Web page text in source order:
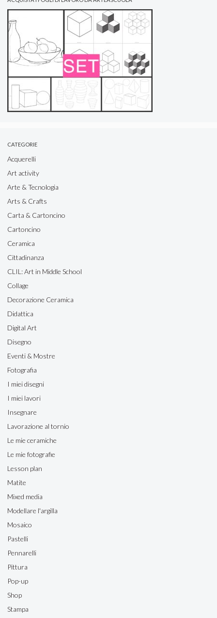
CATEGORIE
Acquerelli
Art activity
Arte & Tecnologia
Arts & Crafts
Carta & Cartoncino
Cartoncino
Ceramica
Cittadinanza
CLIL: Art in Middle School
Collage
Decorazione Ceramica
Didattica
Digital Art
Disegno
Eventi & Mostre
Fotografia
I miei disegni
I miei lavori
Insegnare
Lavorazione al tornio
Le mie ceramiche
Le mie fotografie
Lesson plan
Matite
Mixed media
Modellare l'argilla
Mosaico
Pastelli
Pennarelli
Pittura
Pop-up
Shop
Stampa